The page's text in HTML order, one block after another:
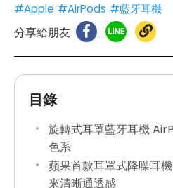
#Apple #AirPods #藍牙耳機
分享給朋友
目錄
旋轉式耳罩藍牙耳機
色系
蘋果首款耳罩式降噪耳
來清晰通透感